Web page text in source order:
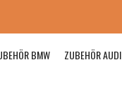
BMW ZUBEHÖR AUDI